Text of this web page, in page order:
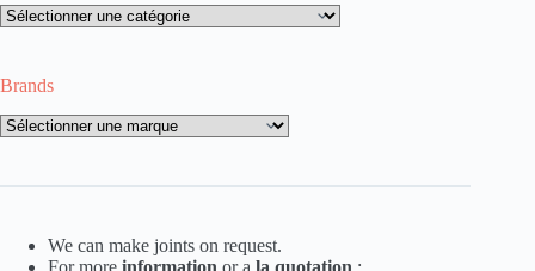
Categories
Brands
Brands
We can make joints on request.
For more information or a la quotation :